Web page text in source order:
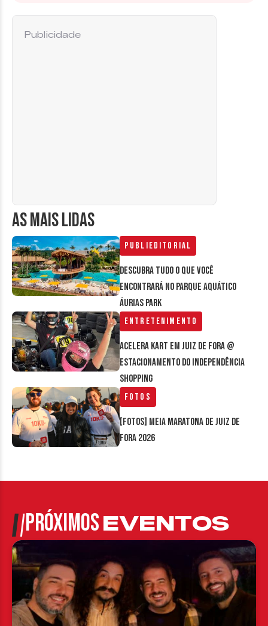
AS MAIS LIDAS
Publieditorial
Descubra tudo o que você
encontrará no parque aquático
Áurias Park
Entretenimento
Acelera Kart em Juiz de Fora @
estacionamento do Independência
Shopping
Fotos
[FOTOS] Meia Maratona de Juiz de
Fora 2026
Publicidade
PRÓXIMOSEVENTOS